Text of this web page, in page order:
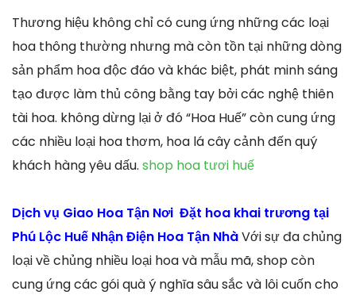
Thương hiệu không chỉ có cung ứng những các loại
hoa thông thường nhưng mà còn tồn tại những dòng
sản phẩm hoa độc đáo và khác biệt, phát minh sáng
tạo được làm thủ công bằng tay bởi các nghệ thiên
tài hoa. không dừng lại ở đó “Hoa Huế” còn cung ứng
các nhiều loại hoa thơm, hoa lá cây cảnh đến quý
khách hàng yêu dấu. shop hoa tươi huế
Dịch vụ Giao Hoa Tận Nơi Đặt hoa khai trương tại
Phú Lộc Huế Nhận Điện Hoa Tận NhàVới sự đa chủng
loại về chủng nhiều loại hoa và mẫu mã, shop còn
cung ứng các gói quà ý nghĩa sâu sắc và lôi cuốn cho